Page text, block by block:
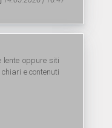
lente oppure siti
e contenuti